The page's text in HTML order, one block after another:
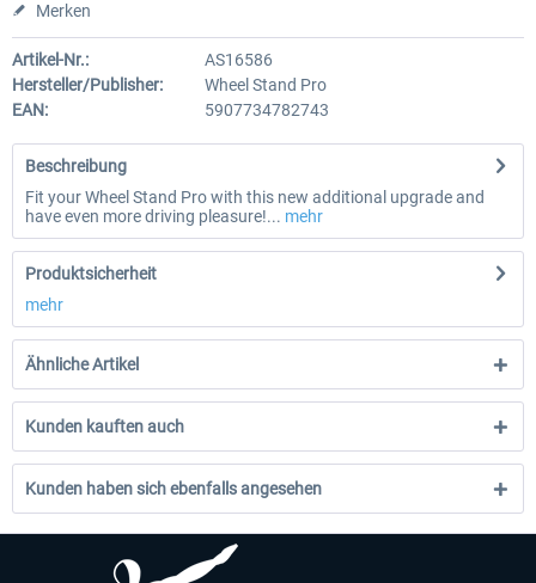
Merken
Artikel-Nr.:
AS16586
Hersteller/Publisher:
Wheel Stand Pro
EAN:
5907734782743
Beschreibung
Fit your Wheel Stand Pro with this new additional upgrade and
have even more driving pleasure!... mehr
Produktsicherheit
mehr
Ähnliche Artikel
Kunden kauften auch
Kunden haben sich ebenfalls angesehen